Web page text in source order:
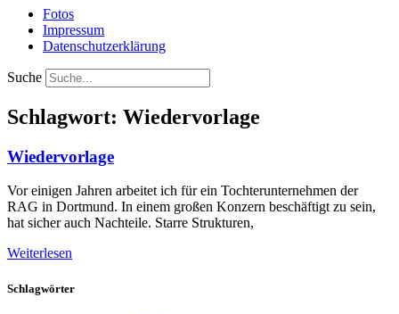
Fotos
Impressum
Datenschutzerklärung
Suche
Schlagwort: Wiedervorlage
Wiedervorlage
Vor einigen Jahren arbeitet ich für ein Tochterunternehmen der
RAG in Dortmund. In einem großen Konzern beschäftigt zu sein,
hat sicher auch Nachteile. Starre Strukturen,
Weiterlesen
Schlagwörter